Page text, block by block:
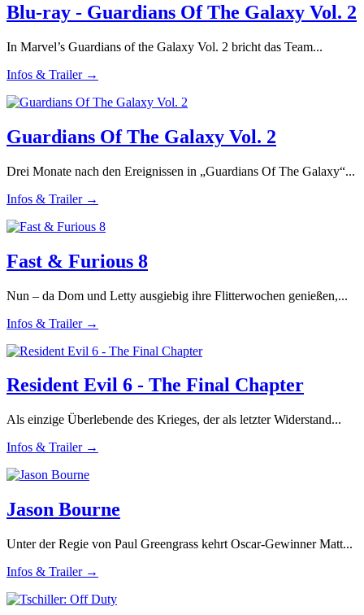
Blu-ray - Guardians Of The Galaxy Vol. 2
In Marvel’s Guardians of the Galaxy Vol. 2 bricht das Team...
Infos & Trailer →
Guardians Of The Galaxy Vol. 2
Drei Monate nach den Ereignissen in „Guardians Of The Galaxy“...
Infos & Trailer →
Fast & Furious 8
Nun – da Dom und Letty ausgiebig ihre Flitterwochen genießen,...
Infos & Trailer →
Resident Evil 6 - The Final Chapter
Als einzige Überlebende des Krieges, der als letzter Widerstand...
Infos & Trailer →
Jason Bourne
Unter der Regie von Paul Greengrass kehrt Oscar-Gewinner Matt...
Infos & Trailer →